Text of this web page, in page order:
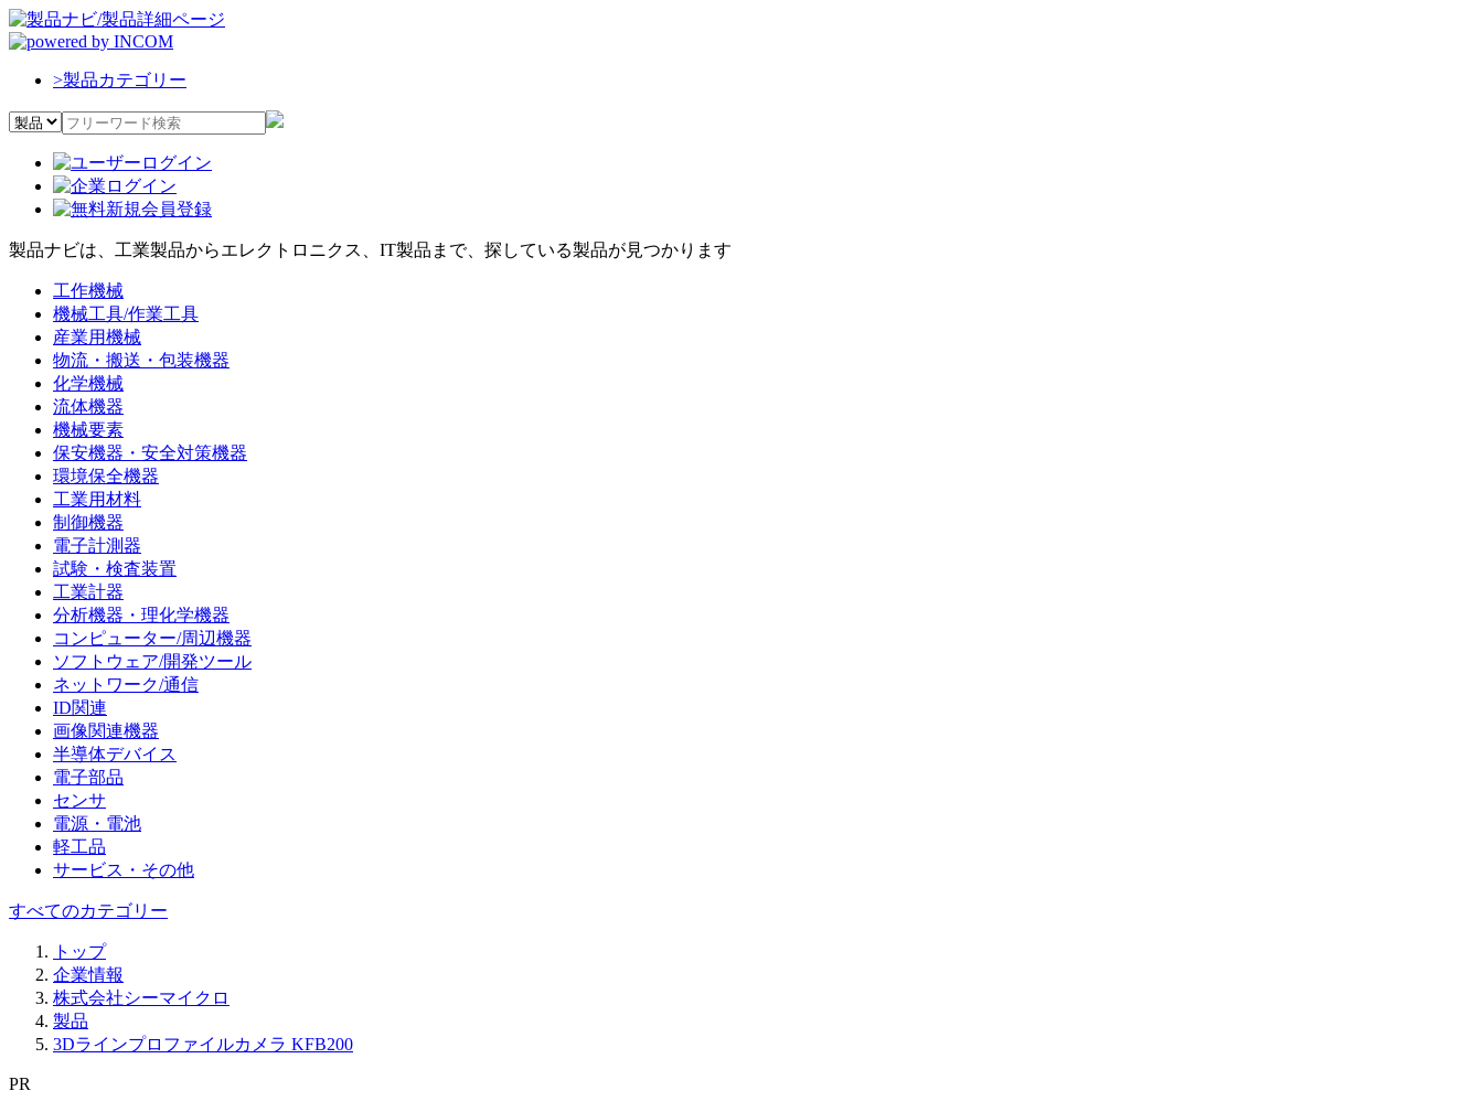
>製品カテゴリー
製品ナビは、工業製品からエレクトロニクス、IT製品まで、探している製品が見つかります
工作機械
機械工具/作業工具
産業用機械
物流・搬送・包装機器
化学機械
流体機器
機械要素
保安機器・安全対策機器
環境保全機器
工業用材料
制御機器
電子計測器
試験・検査装置
工業計器
分析機器・理化学機器
コンピューター/周辺機器
ソフトウェア/開発ツール
ネットワーク/通信
ID関連
画像関連機器
半導体デバイス
電子部品
センサ
電源・電池
軽工品
サービス・その他
すべてのカテゴリー
トップ
企業情報
株式会社シーマイクロ
製品
3Dラインプロファイルカメラ KFB200
PR